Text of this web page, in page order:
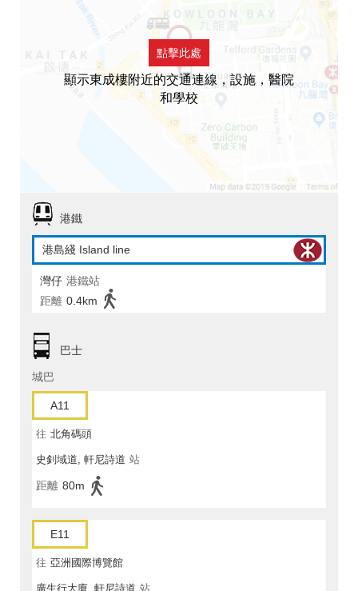
點擊此處
顯示東成樓附近的交通連線，設施，醫院
和學校
港鐵
港島綫 Island line
灣仔 港鐵站
距離 0.4km
巴士
城巴
A11
往 北角碼頭
史釗域道, 軒尼詩道 站
距離 80m
E11
往 亞洲國際博覽館
廣生行大廈, 軒尼詩道 站